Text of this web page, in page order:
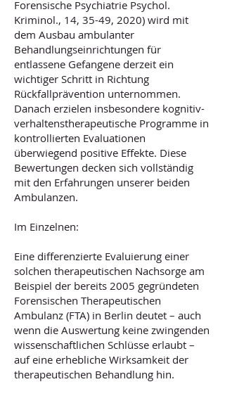
Forensische Psychiatrie Psychol.
Kriminol., 14, 35-49, 2020) wird mit
dem Ausbau ambulanter
Behandlungseinrichtungen für
entlassene Gefangene derzeit ein
wichtiger Schritt in Richtung
Rückfallprävention unternommen.
Danach erzielen insbesondere kognitiv-
verhaltenstherapeutische Programme in
kontrollierten Evaluationen
überwiegend positive Effekte. Diese
Bewertungen decken sich vollständig
mit den Erfahrungen unserer beiden
Ambulanzen.
Im Einzelnen:
Eine differenzierte Evaluierung einer
solchen therapeutischen Nachsorge am
Beispiel der bereits 2005 gegründeten
Forensischen Therapeutischen
Ambulanz (FTA) in Berlin deutet – auch
wenn die Auswertung keine zwingenden
wissenschaftlichen Schlüsse erlaubt –
auf eine erhebliche Wirksamkeit der
therapeutischen Behandlung hin.